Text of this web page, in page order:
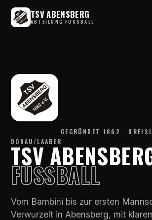
TSV ABENSBERG
ABTEILUNG FUSSBALL
GEGRÜNDET 1862 ·
DONAU/LAABER
TSV
FUSSBALL
Vom Bambini bis zur ersten
Verwurzelt in Abensberg, mit